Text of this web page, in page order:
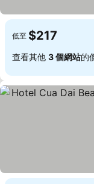
低至 $217
查看其他 3 個網站的